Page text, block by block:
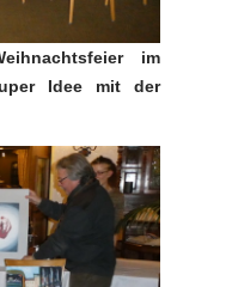
im
Idee mit der